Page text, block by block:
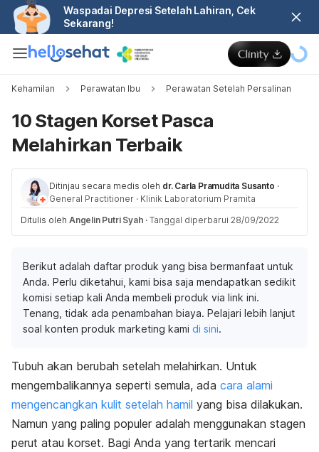
Waspadai Depresi Setelah Lahiran, Cek
Sekarang!
Kehamilan Perawatan Ibu Perawatan Setelah Persalinan
10 Stagen Korset Pasca
Melahirkan Terbaik
Ditinjau secara medis oleh dr. Carla Pramudita Susanto ·
General Practitioner · Klinik Laboratorium Pramita
Ditulis oleh Angelin Putri Syah · Tanggal diperbarui 28/09/2022
Berikut adalah daftar produk yang bisa bermanfaat untuk
Anda. Perlu diketahui, kami bisa saja mendapatkan sedikit
komisi setiap kali Anda membeli produk via link ini.
Tenang, tidak ada penambahan biaya. Pelajari lebih lanjut
soal konten produk marketing kami di sini.
Tubuh akan berubah setelah melahirkan. Untuk
mengembalikannya seperti semula, ada cara alami
mengencangkan kulit setelah hamil yang bisa dilakukan.
Namun yang paling populer adalah menggunakan stagen
perut atau korset. Bagi Anda yang tertarik mencari